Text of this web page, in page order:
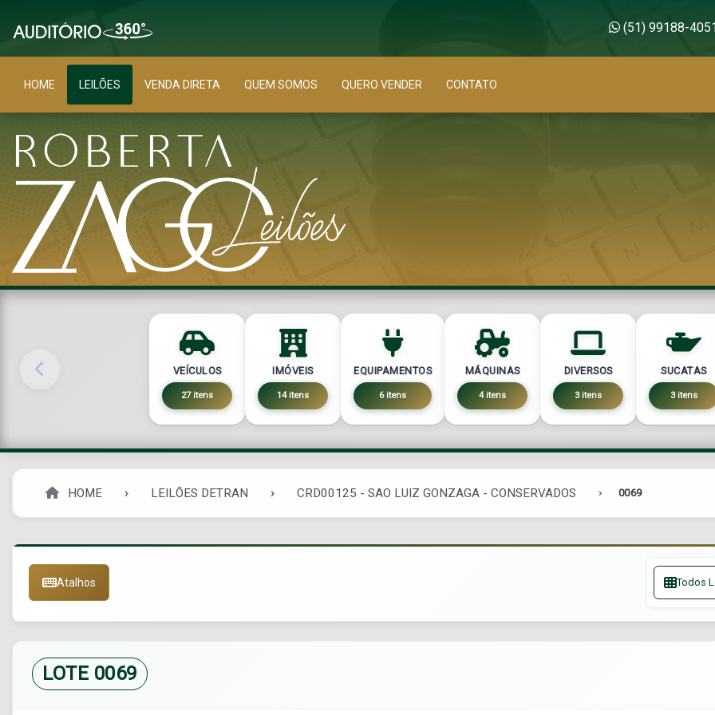
(51) 99188-
HOME LEILÕES VENDA DIRETA QUEM SOMOS QUERO VENDER CONTATO
VEÍCULOS
27 itens
IMÓVEIS
14 itens
EQUIPAMENTOS
6 itens
MÁQUINAS
4 itens
DIVERSOS
3 itens
SUCATAS
3 itens
HOME LEILÕES DETRAN CRD00125 - SAO LUIZ GONZAGA - CONSERVADOS 0069
Atalhos Todos
LOTE 0069